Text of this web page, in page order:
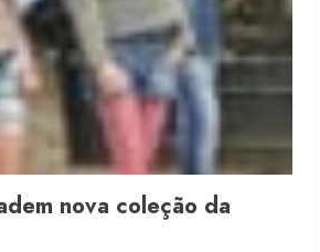
nova coleção da